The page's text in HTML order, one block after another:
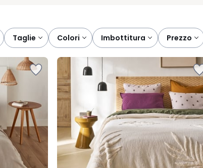
taglie colori imbottitura prezzo